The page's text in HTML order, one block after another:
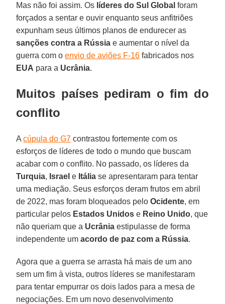
Mas não foi assim. Os líderes do Sul Global foram
forçados a sentar e ouvir enquanto seus anfitriões
expunham seus últimos planos de endurecer as
sanções contra a Rússia e aumentar o nível da
guerra com oenvio de aviões F-16 fabricados nos
EUA para a Ucrânia.
Muitos países pediram o fim do
conflito
Acúpula do G7 contrastou fortemente com os
esforços de líderes de todo o mundo que buscam
acabar com o conflito. No passado, os líderes da
Turquia, Israel e Itália se apresentaram para tentar
uma mediação. Seus esforços deram frutos em abril
de 2022, mas foram bloqueados peloOcidente, em
particular pelos Estados Unidos e Reino Unido, que
não queriam que a Ucrânia estipulasse de forma
independente umacordo de paz com a Rússia.
Agora que a guerra se arrasta há mais de um ano
sem um fim à vista, outros líderes se manifestaram
para tentar empurrar os dois lados para a mesa de
negociações. Em um novo desenvolvimento